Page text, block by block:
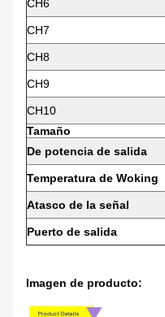
CH6
CH7
CH8
CH9
CH10
Tamaño
De potencia de salida
Temperatura de Woking
Atasco de la señal
Puerto de salida
Imagen de producto: